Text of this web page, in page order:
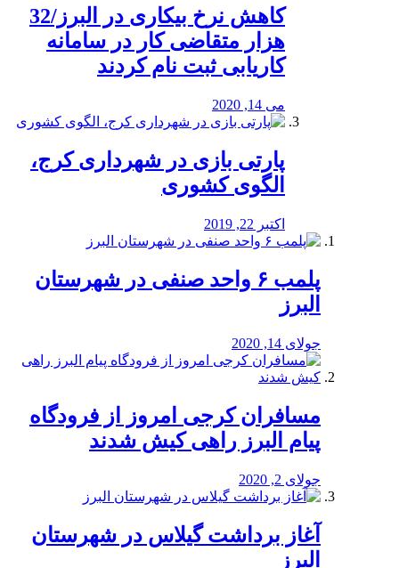
کاهش نرخ بیکاری در البرز/32
هزار متقاضی کار در سامانه
کاریابی ثبت نام کردند
می 14, 2020
پارتی بازی در شهرداری کرج،
الگوی کشوری
اکتبر 22, 2019
پلمب ۶ واحد صنفی در شهرستان
البرز
جولای 14, 2020
مسافران کرجی امروز از فرودگاه
پیام البرز راهی کیش شدند
جولای 2, 2020
آغاز برداشت گیلاس در شهرستان
البرز